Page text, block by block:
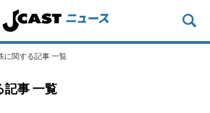
に関する記事 一覧
記事 一覧